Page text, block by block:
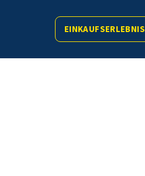
EINKAUFSERLEBNIS